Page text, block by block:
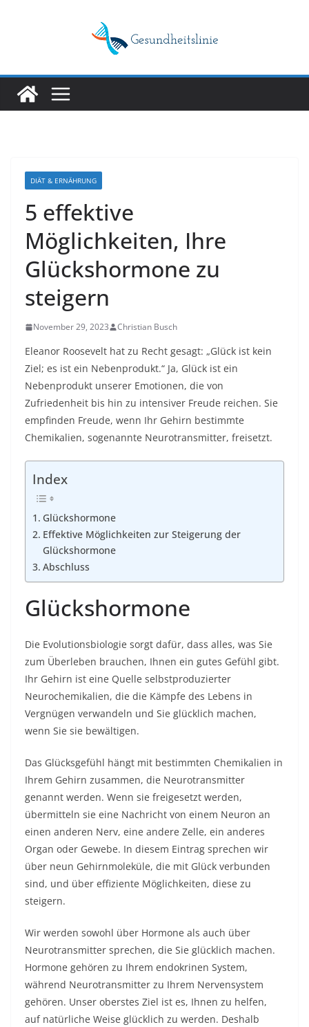
DIÄT & ERNÄHRUNG
5 effektive
Möglichkeiten, Ihre
Glückshormone zu
steigern
November 29, 2023 Christian Busch
Eleanor Roosevelt hat zu Recht gesagt: „Glück ist kein
Ziel; es ist ein Nebenprodukt.“ Ja, Glück ist ein
Nebenprodukt unserer Emotionen, die von
Zufriedenheit bis hin zu intensiver Freude reichen. Sie
empfinden Freude, wenn Ihr Gehirn bestimmte
Chemikalien, sogenannte Neurotransmitter, freisetzt.
Index
Glückshormone
Effektive Möglichkeiten zur Steigerung der
Glückshormone
Abschluss
Glückshormone
Die Evolutionsbiologie sorgt dafür, dass alles, was Sie
zum Überleben brauchen, Ihnen ein gutes Gefühl gibt.
Ihr Gehirn ist eine Quelle selbstproduzierter
Neurochemikalien, die die Kämpfe des Lebens in
Vergnügen verwandeln und Sie glücklich machen,
wenn Sie sie bewältigen.
Das Glücksgefühl hängt mit bestimmten Chemikalien in
Ihrem Gehirn zusammen, die Neurotransmitter
genannt werden. Wenn sie freigesetzt werden,
übermitteln sie eine Nachricht von einem Neuron an
einen anderen Nerv, eine andere Zelle, ein anderes
Organ oder Gewebe. In diesem Eintrag sprechen wir
über neun Gehirnmoleküle, die mit Glück verbunden
sind, und über effiziente Möglichkeiten, diese zu
steigern.
Wir werden sowohl über Hormone als auch über
Neurotransmitter sprechen, die Sie glücklich machen.
Hormone gehören zu Ihrem endokrinen System,
während Neurotransmitter zu Ihrem Nervensystem
gehören. Unser oberstes Ziel ist es, Ihnen zu helfen,
auf natürliche Weise glücklich zu werden. Deshalb